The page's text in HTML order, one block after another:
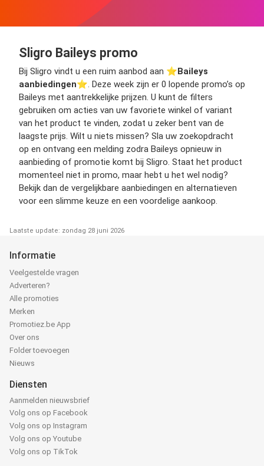
Sligro Baileys promo
Bij Sligro vindt u een ruim aanbod aan ⭐️Baileys
aanbiedingen⭐️. Deze week zijn er 0 lopende promo’s op
Baileys met aantrekkelijke prijzen. U kunt de filters
gebruiken om acties van uw favoriete winkel of variant
van het product te vinden, zodat u zeker bent van de
laagste prijs. Wilt u niets missen? Sla uw zoekopdracht
op en ontvang een melding zodra Baileys opnieuw in
aanbieding of promotie komt bij Sligro. Staat het product
momenteel niet in promo, maar hebt u het wel nodig?
Bekijk dan de vergelijkbare aanbiedingen en alternatieven
voor een slimme keuze en een voordelige aankoop.
Laatste update: zondag 28 juni 2026
Informatie
Veelgestelde vragen
Adverteren?
Alle promoties
Merken
Promotiez.be App
Over ons
Folder toevoegen
Nieuws
Diensten
Aanmelden nieuwsbrief
Volg ons op Facebook
Volg ons op Instagram
Volg ons op Youtube
Volg ons op TikTok